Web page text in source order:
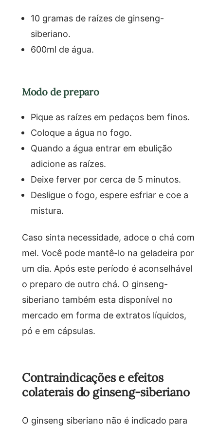
10 gramas de raízes de ginseng-
siberiano.
600ml de água.
Modo de preparo
Pique as raízes em pedaços bem finos.
Coloque a água no fogo.
Quando a água entrar em ebulição
adicione as raízes.
Deixe ferver por cerca de 5 minutos.
Desligue o fogo, espere esfriar e coe a
mistura.
Caso sinta necessidade, adoce o chá com
mel. Você pode mantê-lo na geladeira por
um dia. Após este período é aconselhável
o preparo de outro chá. O ginseng-
siberiano também esta disponível no
mercado em forma de extratos líquidos,
pó e em cápsulas.
Contraindicações e efeitos
colaterais do ginseng-siberiano
O ginseng siberiano não é indicado para